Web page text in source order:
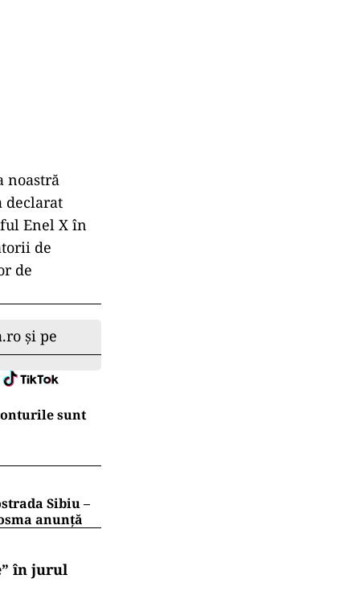
noastră
declarat
Enel X în
de
de
și pe
sunt
Sibiu –
anunță
în jurul